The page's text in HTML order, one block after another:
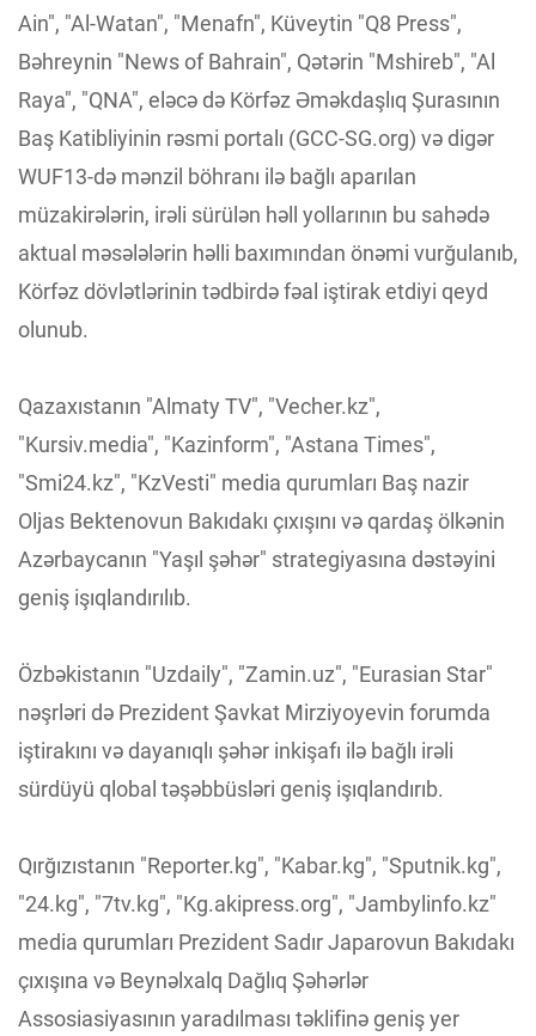
Ain", "Al-Watan", "Menafn", Küveytin "Q8 Press",
Bəhreynin "News of Bahrain", Qətərin "Mshireb", "Al
Raya", "QNA", eləcə də Körfəz Əməkdaşlıq Şurasının
Baş Katibliyinin rəsmi portalı (GCC-SG.org) və digər
WUF13-də mənzil böhranı ilə bağlı aparılan
müzakirələrin, irəli sürülən həll yollarının bu sahədə
aktual məsələlərin həlli baxımından önəmi vurğulanıb,
Körfəz dövlətlərinin tədbirdə fəal iştirak etdiyi qeyd
olunub.
Qazaxıstanın "Almaty TV", "Vecher.kz",
"Kursiv.media", "Kazinform", "Astana Times",
"Smi24.kz", "KzVesti" media qurumları Baş nazir
Oljas Bektenovun Bakıdakı çıxışını və qardaş ölkənin
Azərbaycanın "Yaşıl şəhər" strategiyasına dəstəyini
geniş işıqlandırılıb.
Özbəkistanın "Uzdaily", "Zamin.uz", "Eurasian Star"
nəşrləri də Prezident Şavkat Mirziyoyevin forumda
iştirakını və dayanıqlı şəhər inkişafı ilə bağlı irəli
sürdüyü qlobal təşəbbüsləri geniş işıqlandırıb.
Qırğızıstanın "Reporter.kg", "Kabar.kg", "Sputnik.kg",
"24.kg", "7tv.kg", "Kg.akipress.org", "Jambylinfo.kz"
media qurumları Prezident Sadır Japarovun Bakıdakı
çıxışına və Beynəlxalq Dağlıq Şəhərlər
Assosiasiyasının yaradılması təklifinə geniş yer